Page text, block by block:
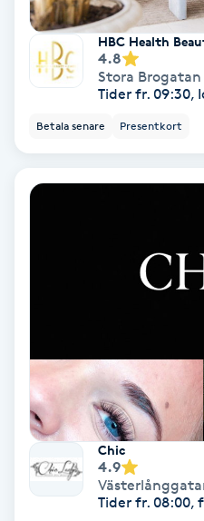
Klangmassage
Klippning
Kosmetisk tatuering
Kroppsinpackning
Kroppspeeling
Käkledsbehandling
HBC Health
4.8
Stora Brogatan
Tider fr. 09:30,
Betala senare Presentkort
Chic
4.9
Tider fr. 08:00,